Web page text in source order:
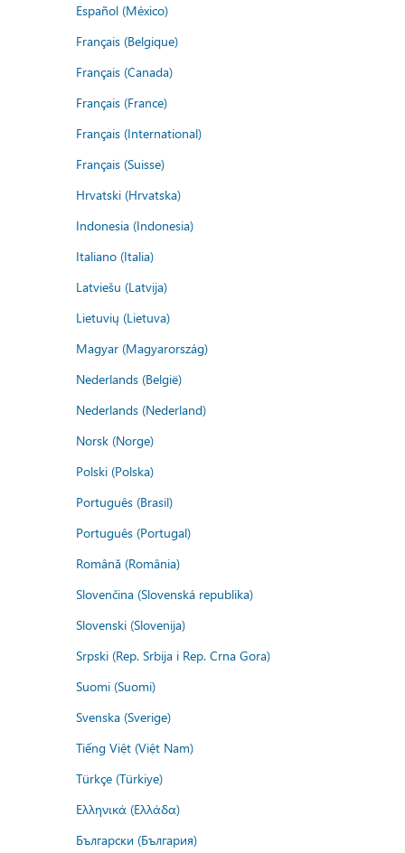
Español (México)
Français (Belgique)
Français (Canada)
Français (France)
Français (International)
Français (Suisse)
Hrvatski (Hrvatska)
Indonesia (Indonesia)
Italiano (Italia)
Latviešu (Latvija)
Lietuvių (Lietuva)
Magyar (Magyarország)
Nederlands (België)
Nederlands (Nederland)
Norsk (Norge)
Polski (Polska)
Português (Brasil)
Português (Portugal)
Română (România)
Slovenčina (Slovenská republika)
Slovenski (Slovenija)
Srpski (Rep. Srbija i Rep. Crna Gora)
Suomi (Suomi)
Svenska (Sverige)
Tiếng Việt (Việt Nam)
Türkçe (Türkiye)
Ελληνικά (Ελλάδα)
Български (България)